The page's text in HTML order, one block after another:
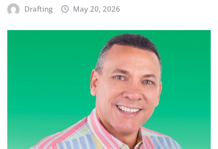
Drafting May 20, 2026